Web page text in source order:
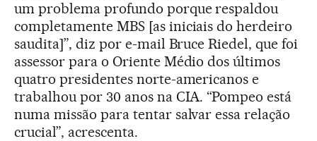
um problema profundo porque respaldou
completamente MBS [as iniciais do herdeiro
saudita]”, diz por e-mail Bruce Riedel, que foi
assessor para o Oriente Médio dos últimos
quatro presidentes norte-americanos e
trabalhou por 30 anos na CIA. “Pompeo está
numa missão para tentar salvar essa relação
crucial”, acrescenta.